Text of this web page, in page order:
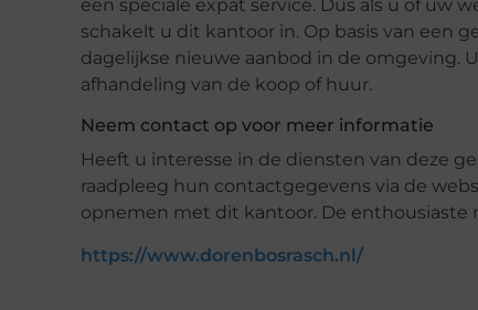
een speciale expat service. Dus als u of uw
schakelt u dit kantoor in. Op basis van een
dagelijkse nieuwe aanbod in de omgeving.
afhandeling van de koop of huur.
Neem contact op voor meer informatie
Heeft u interesse in de diensten van deze
raadpleeg hun contactgegevens via de
opnemen met dit kantoor. De enthousiaste
https://www.dorenbosrasch.nl/